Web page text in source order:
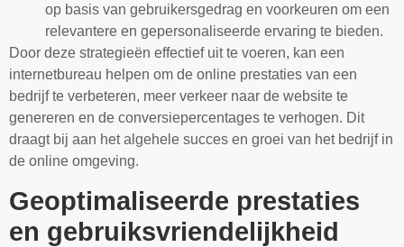
op basis van gebruikersgedrag en voorkeuren om een
relevantere en gepersonaliseerde ervaring te bieden.
Door deze strategieën effectief uit te voeren, kan een
internetbureau helpen om de online prestaties van een
bedrijf te verbeteren, meer verkeer naar de website te
genereren en de conversiepercentages te verhogen. Dit
draagt bij aan het algehele succes en groei van het bedrijf in
de online omgeving.
Geoptimaliseerde prestaties
en gebruiksvriendelijkheid